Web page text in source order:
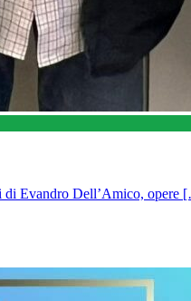
di Evandro Dell’Amico, opere